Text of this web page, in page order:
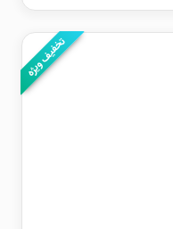
تخفیف ویژه